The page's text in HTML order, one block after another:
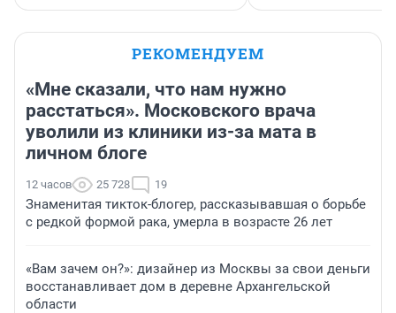
РЕКОМЕНДУЕМ
«Мне сказали, что нам нужно
расстаться». Московского врача
уволили из клиники из-за мата в
личном блоге
12 часов 25 728 19
Знаменитая тикток-блогер, рассказывавшая о борьбе
с редкой формой рака, умерла в возрасте 26 лет
«Вам зачем он?»: дизайнер из Москвы за свои деньги
восстанавливает дом в деревне Архангельской
области